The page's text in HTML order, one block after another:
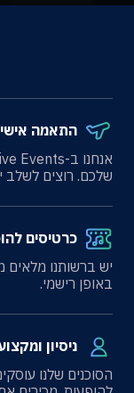
התאמה
שלכם. רוצים לשלב
כרטיסים
יש ברשותנו מלאים
באופן רישמי.
ניסיון
הסוכנים שלנו